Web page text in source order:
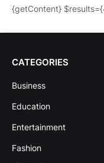
{getContent}
CATEGORIES
Business
Education
Entertainment
Fashion